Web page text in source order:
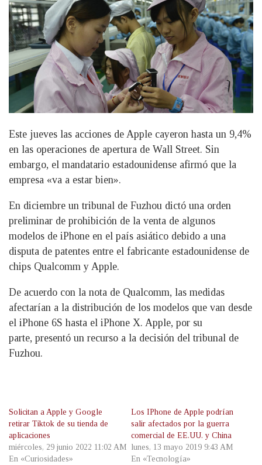
Este jueves las acciones de Apple cayeron hasta un 9,4%
en las operaciones de apertura de Wall Street. Sin
embargo, el mandatario estadounidense afirmó que la
empresa «va a estar bien».
En diciembre un tribunal de Fuzhou dictó una orden
preliminar de prohibición de la venta de algunos
modelos de iPhone en el país asiático debido a una
disputa de patentes entre el fabricante estadounidense de
chips Qualcomm y Apple.
De acuerdo con la nota de Qualcomm, las medidas
afectarían a la distribución de los modelos que van desde
el iPhone 6S hasta el iPhone X. Apple, por su
parte, presentó un recurso a la decisión del tribunal de
Fuzhou.
Solicitan a Apple y Google
retirar Tiktok de su tienda de
aplicaciones
miércoles, 29 junio 2022 11:02 AM
En «Curiosidades»
Los IPhone de Apple podrían
salir afectados por la guerra
comercial de EE.UU. y China
lunes, 13 mayo 2019 9:43 AM
En «Tecnología»